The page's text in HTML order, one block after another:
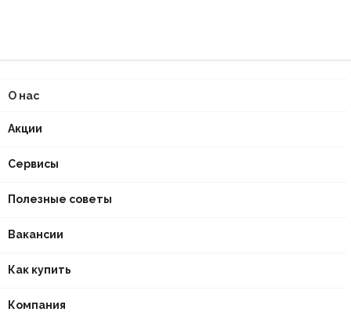
О нас
Акции
Сервисы
Полезные советы
Вакансии
Как купить
Компания